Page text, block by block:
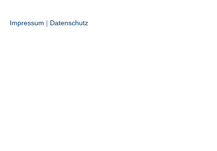
Impressum | Datenschutz